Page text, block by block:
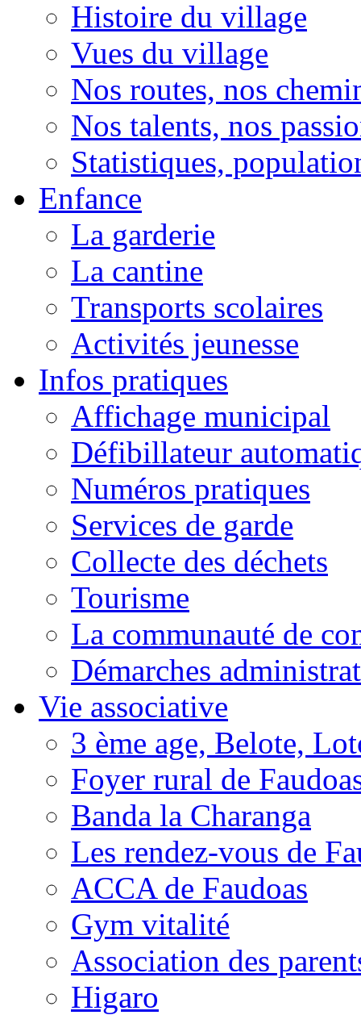
Histoire du village
Vues du village
Nos routes, nos
Nos talents, nos
Statistiques,
Enfance
La garderie
La cantine
Transports scolaires
Activités jeunesse
Infos pratiques
Affichage municipal
Défibillateur
Numéros pratiques
Services de garde
Collecte des déchets
Tourisme
La communauté de
Démarches
Vie associative
3 ème age, Belote,
Foyer rural de
Banda la Charanga
Les rendez-vous de
ACCA de Faudoas
Gym vitalité
Association des
Higaro